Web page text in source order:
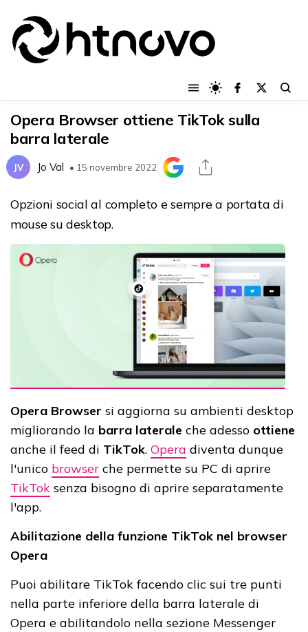
Opera Browser ottiene TikTok sulla
barra laterale
JV Jo Val • 15 novembre 2022
Opzioni social al completo e sempre a portata di
mouse su desktop.
Opera Browser si aggiorna su ambienti desktop
migliorando la barra laterale che adesso ottiene
anche il feed di TikTok. Opera diventa dunque
l'unico browser che permette su PC di aprire
TikTok senza bisogno di aprire separatamente
l'app.
Abilitazione della funzione TikTok nel browser
Opera
Puoi abilitare TikTok facendo clic sui tre punti
nella parte inferiore della barra laterale di
Opera e abilitandolo nella sezione Messenger